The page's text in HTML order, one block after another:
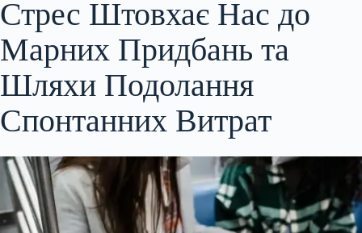
Стрес Штовхає Нас до
Марних Придбань та
Шляхи Подолання
Спонтанних Витрат